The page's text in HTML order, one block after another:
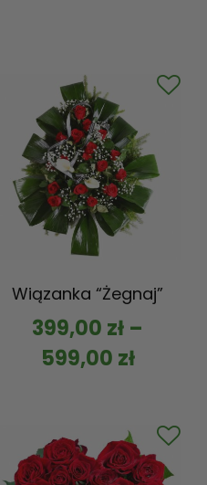
Wiązanka “Żegnaj”
399,00 zł –
599,00 zł